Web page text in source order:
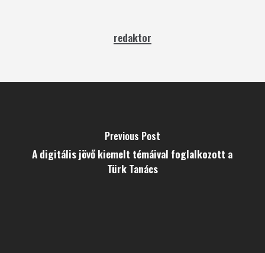
redaktor
Previous Post
A digitális jövő kiemelt témáival foglalkozott a
Türk Tanács